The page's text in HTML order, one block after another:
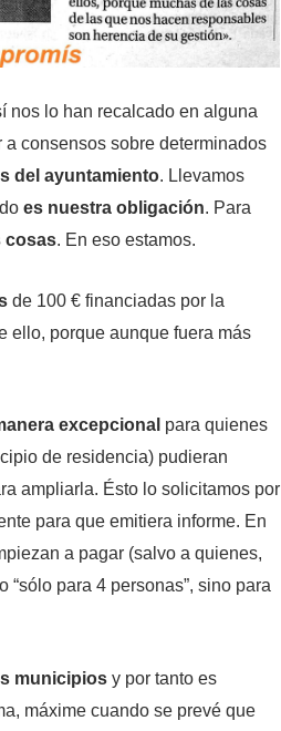
nos lo han recalcado en alguna
consensos sobre determinados
del ayuntamiento. Llevamos
es nuestra obligación. Para
cosas. En eso estamos.
de 100 € financiadas por la
ello, porque aunque fuera más
excepcional para quienes
de residencia) pudieran
ampliarla. Ésto lo solicitamos por
para que emitiera informe. En
a pagar (salvo a quienes,
para 4 personas”, sino para
municipiosy por tanto es
máxime cuando se prevé que